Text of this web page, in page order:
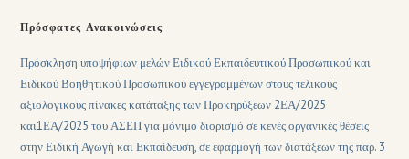
Πρόσφατες Ανακοινώσεις
Πρόσκληση υποψήφιων μελών Ειδικού Εκπαιδευτικού Προσωπικού και
Ειδικού Βοηθητικού Προσωπικού εγγεγραμμένων στους τελικούς
αξιολογικούς πίνακες κατάταξης των Προκηρύξεων 2ΕΑ/2025
και1ΕΑ/2025 του ΑΣΕΠ για μόνιμο διορισμό σε κενές οργανικές θέσεις
στην Ειδική Αγωγή και Εκπαίδευση, σε εφαρμογή των διατάξεων της παρ. 3